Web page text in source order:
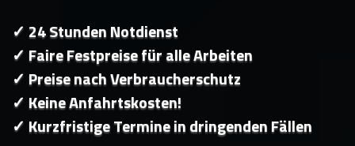
✓ 24 Stunden Notdienst
✓ Faire Festpreise für alle Arbeiten
✓ Preise nach Verbraucherschutz
✓ Keine Anfahrtskosten!
✓ Kurzfristige Termine in dringenden Fällen